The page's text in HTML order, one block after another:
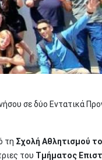
σε δύο Εντατικά
τη Σχολή Αθλητισμού
του Τμήματος